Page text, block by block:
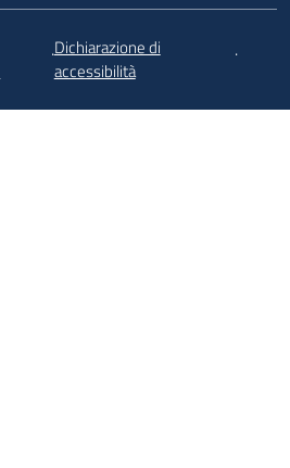
.Dichiarazione di
accessibilità
.